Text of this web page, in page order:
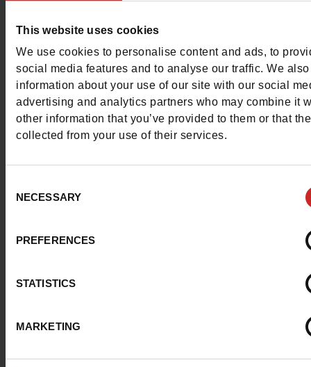
This website uses cookies
We use cookies to personalise content and ads, to
social media features and to analyse our traffic. We
information about your use of our site with our social
advertising and analytics partners who may combine it
other information that you’ve provided to them or that
collected from your use of their services.
Selection
NECESSARY
PREFERENCES
STATISTICS
MARKETING
Questions ?
Envoyer un message
Plus d'options de contact
Méthodes de paiement